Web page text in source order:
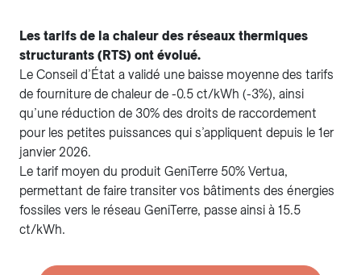
Les tarifs de la chaleur des réseaux thermiques
structurants (RTS) ont évolué.
Le Conseil d’État a validé une baisse moyenne des tarifs
de fourniture de chaleur de -0.5 ct/kWh (-3%), ainsi
qu’une réduction de 30% des droits de raccordement
pour les petites puissances qui s’appliquent depuis le 1er
janvier 2026.
Le tarif moyen du produit GeniTerre 50% Vertua,
permettant de faire transiter vos bâtiments des énergies
fossiles vers le réseau GeniTerre, passe ainsi à 15.5
ct/kWh.